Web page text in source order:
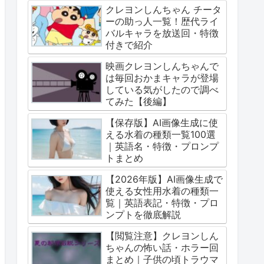
クレヨンしんちゃん チータ
ーの助っ人一覧！歴代ライ
バルキャラを放送回・特徴
付きで紹介
映画クレヨンしんちゃんで
は毎回おかまキャラが登場
している気がしたので調べ
てみた【後編】
【保存版】AI画像生成に使
える水着の種類一覧100選
｜英語名・特徴・プロンプ
トまとめ
【2026年版】AI画像生成で
使える女性用水着の種類一
覧｜英語表記・特徴・プロ
ンプトを徹底解説
【閲覧注意】クレヨンしん
ちゃんの怖い話・ホラー回
まとめ｜子供の頃トラウマ